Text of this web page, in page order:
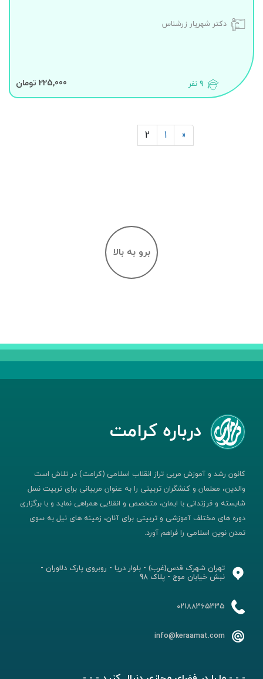
دکتر شهریار زرشناس
225,000 تومان 9 نفر
«
1
2
برو به بالا
درباره کرامت
کانون رشد و آموزش مربی تراز انقلاب اسلامی (کرامت) در تلاش است
والدین، معلمان و کنشگران تربیتی را به عنوان مربیانی برای تربیت نسل
شایسته و فرزندانی با ایمان، متخصص و انقلابی همراهی نماید و با برگزاری
دوره های مختلف آموزشی و تربیتی برای آنان، زمینه های نیل به سوی
تمدن نوین اسلامی را فراهم آورد.
تهران شهرک قدس(غرب) - بلوار دریا - روبروی پارک دلاوران -
نبش خیابان موج - پلاک 98
02188365335
info@keraamat.com